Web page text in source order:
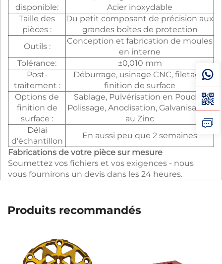
disponible:
Acier inoxydable
Taille des
pièces :
Du petit composant de précision aux
grandes boîtes de protection
Outils :
Conception et fabrication de moules
en interne
Tolérance:
±0,010 mm
Post-
traitement :
Déburrage, usinage CNC, filetage,
finition de surface
Options de
finition de
surface :
Sablage, Pulvérisation en Poudre,
Polissage, Anodisation, Galvanisation
au Zinc
Délai
d'échantillon
En aussi peu que 2 semaines
Fabrications de votre pièce sur mesure
Soumettez vos fichiers et vos exigences - nous
vous fournirons un devis dans les 24 heures.
Produits recommandés